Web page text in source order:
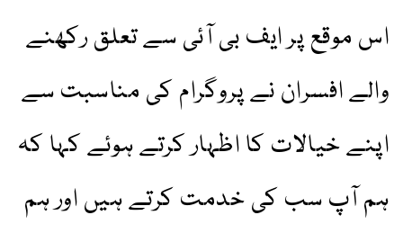
اس موقع پر ایف بی آئی سے تعلق رکھنے
والے افسران نے پروگرام کی مناسبت سے
اپنے خیالات کا اظہار کرتے ہوئے کہا کہ
ہم آپ سب کی خدمت کرتے ہیں اور ہم